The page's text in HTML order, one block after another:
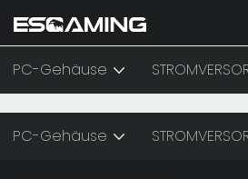
PC-Gehäuse
PC-Gehäuse